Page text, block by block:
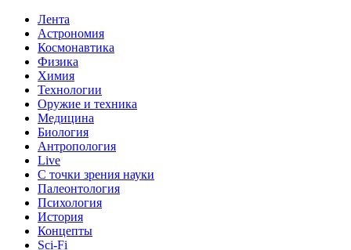
Лента
Астрономия
Космонавтика
Физика
Химия
Технологии
Оружие и техника
Медицина
Биология
Антропология
Live
С точки зрения науки
Палеонтология
Психология
История
Концепты
Sci-Fi